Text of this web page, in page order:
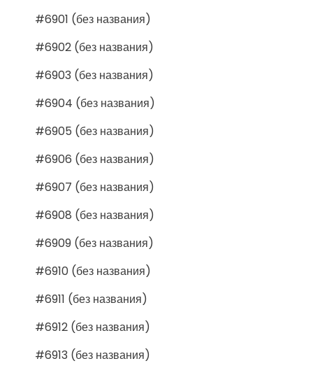
#6901 (без названия)
#6902 (без названия)
#6903 (без названия)
#6904 (без названия)
#6905 (без названия)
#6906 (без названия)
#6907 (без названия)
#6908 (без названия)
#6909 (без названия)
#6910 (без названия)
#6911 (без названия)
#6912 (без названия)
#6913 (без названия)